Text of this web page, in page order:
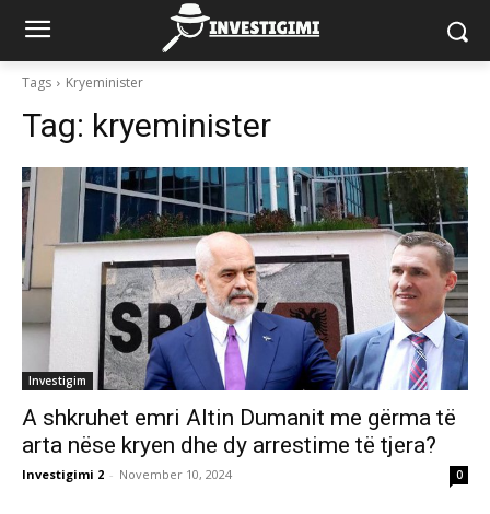
Tags Kryeminister
Tag: kryeminister
Investigim
A shkruhet emri Altin Dumanit me gërma të
arta nëse kryen dhe dy arrestime të tjera?
Investigimi 2 - November 10, 2024 0